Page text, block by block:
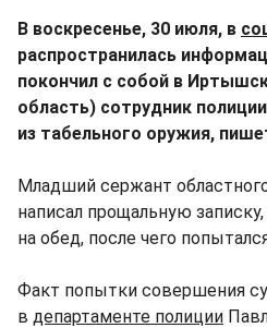
В воскресенье, 30 июля, в
распространилась
покончил с собой в
область) сотрудник
из табельного оружия,
Младший сержант
написал прощальную
на обед, после чего
Факт попытки совершения
в департаменте полиции